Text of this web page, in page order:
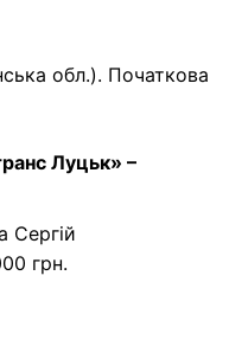
обл.). Початкова
Луцьк» –
Сергій
грн.